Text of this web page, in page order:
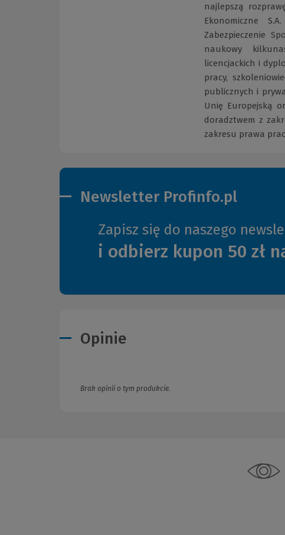
najlepszą
Ekonomiczne
Zabezpieczenie
naukowy
licencjackich i
pracy,
publicznych i
Unię Europejską
doradztwem z
zakresu prawa
Newsletter Profinfo.pl
Zapisz się do naszego
i odbierz kupon 50 zł
Opinie
Brak opinii o tym produkcie.